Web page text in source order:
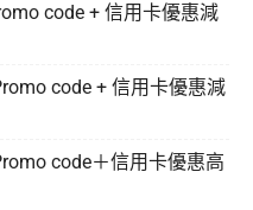
code + 信用卡優惠減
code + 信用卡優惠減
code＋信用卡優惠高